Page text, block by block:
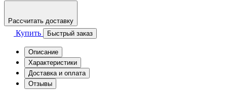
Рассчитать доставку
Купить Быстрый заказ
Описание
Характеристики
Доставка и оплата
Отзывы